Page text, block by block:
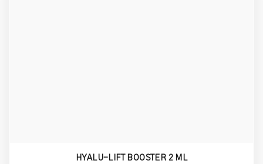
HYALU-LIFT BOOSTER 2 ML